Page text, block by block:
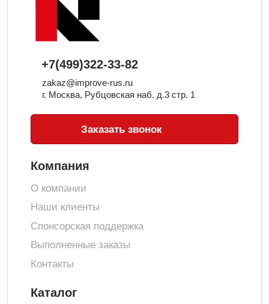
+7(499)322-33-82
zakaz@improve-rus.ru
г. Москва, Рубцовская наб. д.3 стр. 1
Заказать звонок
Компания
О компании
Наши клиенты
Спонсорская поддержка
Выполненные заказы
Контакты
Каталог